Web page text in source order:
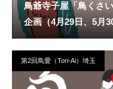
鳥爺寺子屋「鳥くさ
企画（4月29日、5月
第2回鳥愛（Tori-Ai）埼玉